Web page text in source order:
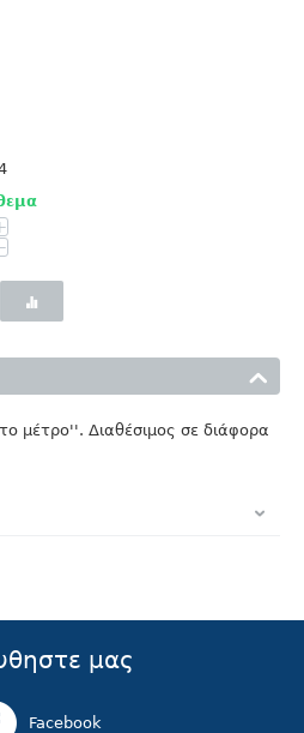
μέτρο''. Διαθέσιμος σε διάφορα
μας
Facebook